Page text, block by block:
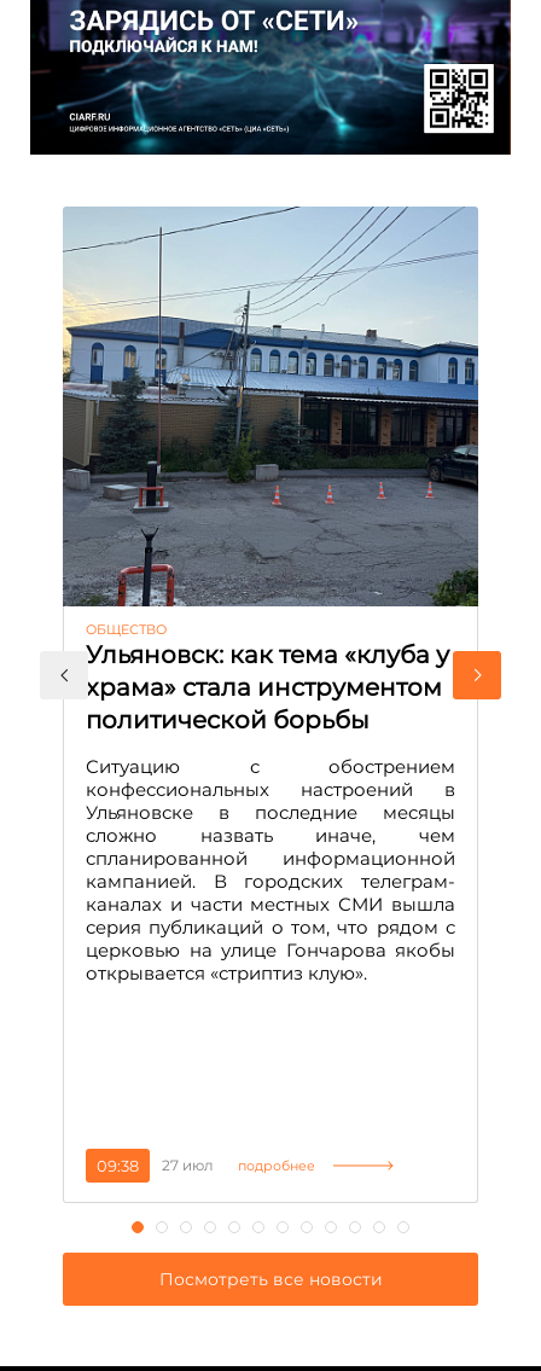
ОБЩЕСТВО
Ульяновск: как тема «клуба у
храма» стала инструментом
политической борьбы
Ситуацию с обострением
конфессиональных настроений в
Ульяновске в последние месяцы
сложно назвать иначе, чем
спланированной информационной
кампанией. В городских телеграм-
каналах и части местных СМИ вышла
серия публикаций о том, что рядом с
церковью на улице Гончарова якобы
открывается «стриптиз клую».
09:38 27 июл подробнее
Посмотреть все новости